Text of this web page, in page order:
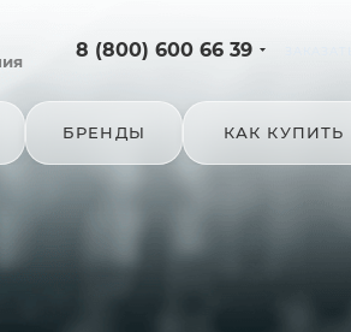
8 (800) 600 66 39
БРЕНДЫ КАК КУПИТЬ